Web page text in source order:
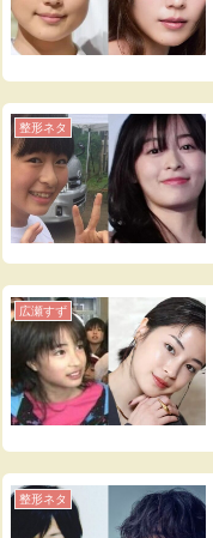
整形ネタ
広瀬すず
整形ネタ